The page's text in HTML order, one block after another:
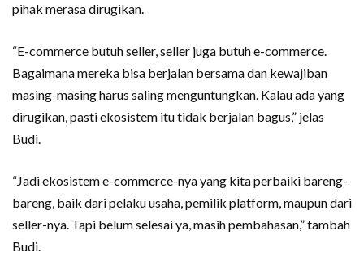
pihak merasa dirugikan.
“E-commerce butuh seller, seller juga butuh e-commerce.
Bagaimana mereka bisa berjalan bersama dan kewajiban
masing-masing harus saling menguntungkan. Kalau ada yang
dirugikan, pasti ekosistem itu tidak berjalan bagus,” jelas
Budi.
“Jadi ekosistem e-commerce-nya yang kita perbaiki bareng-
bareng, baik dari pelaku usaha, pemilik platform, maupun dari
seller-nya. Tapi belum selesai ya, masih pembahasan,” tambah
Budi.